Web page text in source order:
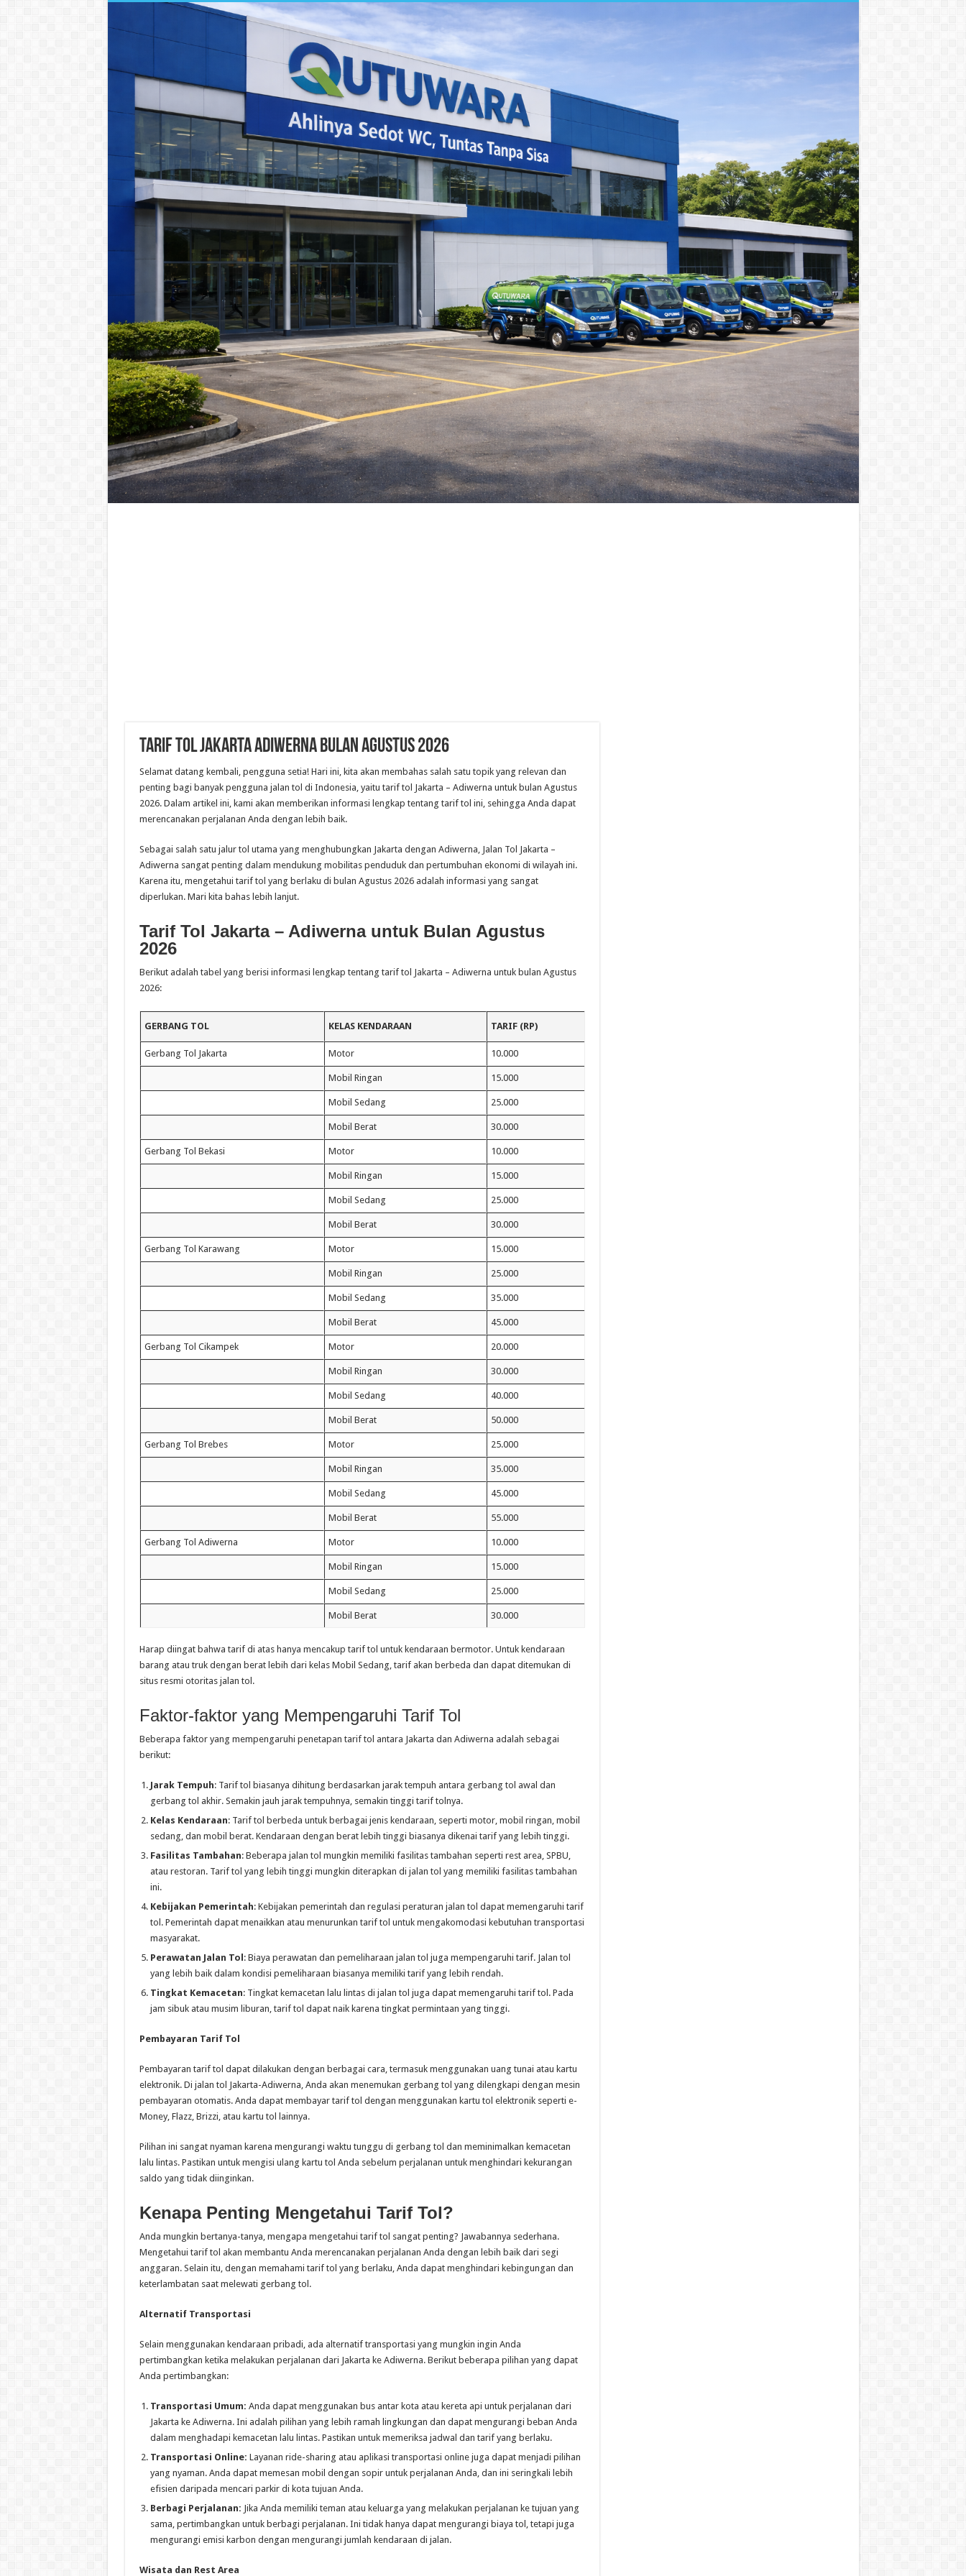
Tarif Tol Jakarta Adiwerna Bulan Agustus 2026
Selamat datang kembali, pengguna setia! Hari ini, kita akan membahas salah satu topik yang relevan dan
penting bagi banyak pengguna jalan tol di Indonesia, yaitu tarif tol Jakarta – Adiwerna untuk bulan Agustus
2026. Dalam artikel ini, kami akan memberikan informasi lengkap tentang tarif tol ini, sehingga Anda dapat
merencanakan perjalanan Anda dengan lebih baik.
Sebagai salah satu jalur tol utama yang menghubungkan Jakarta dengan Adiwerna, Jalan Tol Jakarta –
Adiwerna sangat penting dalam mendukung mobilitas penduduk dan pertumbuhan ekonomi di wilayah ini.
Karena itu, mengetahui tarif tol yang berlaku di bulan Agustus 2026 adalah informasi yang sangat
diperlukan. Mari kita bahas lebih lanjut.
Tarif Tol Jakarta – Adiwerna untuk Bulan Agustus
2026
Berikut adalah tabel yang berisi informasi lengkap tentang tarif tol Jakarta – Adiwerna untuk bulan Agustus
2026:
GERBANG TOL KELAS KENDARAAN TARIF (RP)
Gerbang Tol Jakarta Motor 10.000
Mobil Ringan 15.000
Mobil Sedang 25.000
Mobil Berat 30.000
Gerbang Tol Bekasi Motor 10.000
Mobil Ringan 15.000
Mobil Sedang 25.000
Mobil Berat 30.000
Gerbang Tol Karawang Motor 15.000
Mobil Ringan 25.000
Mobil Sedang 35.000
Mobil Berat 45.000
Gerbang Tol Cikampek Motor 20.000
Mobil Ringan 30.000
Mobil Sedang 40.000
Mobil Berat 50.000
Gerbang Tol Brebes Motor 25.000
Mobil Ringan 35.000
Mobil Sedang 45.000
Mobil Berat 55.000
Gerbang Tol Adiwerna Motor 10.000
Mobil Ringan 15.000
Mobil Sedang 25.000
Mobil Berat 30.000
Harap diingat bahwa tarif di atas hanya mencakup tarif tol untuk kendaraan bermotor. Untuk kendaraan
barang atau truk dengan berat lebih dari kelas Mobil Sedang, tarif akan berbeda dan dapat ditemukan di
situs resmi otoritas jalan tol.
Faktor-faktor yang Mempengaruhi Tarif Tol
Beberapa faktor yang mempengaruhi penetapan tarif tol antara Jakarta dan Adiwerna adalah sebagai
berikut:
Jarak Tempuh: Tarif tol biasanya dihitung berdasarkan jarak tempuh antara gerbang tol awal dan
gerbang tol akhir. Semakin jauh jarak tempuhnya, semakin tinggi tarif tolnya.
Kelas Kendaraan: Tarif tol berbeda untuk berbagai jenis kendaraan, seperti motor, mobil ringan, mobil
sedang, dan mobil berat. Kendaraan dengan berat lebih tinggi biasanya dikenai tarif yang lebih tinggi.
Fasilitas Tambahan: Beberapa jalan tol mungkin memiliki fasilitas tambahan seperti rest area, SPBU,
atau restoran. Tarif tol yang lebih tinggi mungkin diterapkan di jalan tol yang memiliki fasilitas tambahan
ini.
Kebijakan Pemerintah: Kebijakan pemerintah dan regulasi peraturan jalan tol dapat memengaruhi tarif
tol. Pemerintah dapat menaikkan atau menurunkan tarif tol untuk mengakomodasi kebutuhan transportasi
masyarakat.
Perawatan Jalan Tol : Biaya perawatan dan pemeliharaan jalan tol juga mempengaruhi tarif. Jalan tol
yang lebih baik dalam kondisi pemeliharaan biasanya memiliki tarif yang lebih rendah.
Tingkat Kemacetan: Tingkat kemacetan lalu lintas di jalan tol juga dapat memengaruhi tarif tol. Pada
jam sibuk atau musim liburan, tarif tol dapat naik karena tingkat permintaan yang tinggi.
Pembayaran Tarif Tol
Pembayaran tarif tol dapat dilakukan dengan berbagai cara, termasuk menggunakan uang tunai atau kartu
elektronik. Di jalan tol Jakarta-Adiwerna, Anda akan menemukan gerbang tol yang dilengkapi dengan mesin
pembayaran otomatis. Anda dapat membayar tarif tol dengan menggunakan kartu tol elektronik seperti e-
Money, Flazz, Brizzi, atau kartu tol lainnya.
Pilihan ini sangat nyaman karena mengurangi waktu tunggu di gerbang tol dan meminimalkan kemacetan
lalu lintas. Pastikan untuk mengisi ulang kartu tol Anda sebelum perjalanan untuk menghindari kekurangan
saldo yang tidak diinginkan.
Kenapa Penting Mengetahui Tarif Tol?
Anda mungkin bertanya-tanya, mengapa mengetahui tarif tol sangat penting? Jawabannya sederhana.
Mengetahui tarif tol akan membantu Anda merencanakan perjalanan Anda dengan lebih baik dari segi
anggaran. Selain itu, dengan memahami tarif tol yang berlaku, Anda dapat menghindari kebingungan dan
keterlambatan saat melewati gerbang tol.
Alternatif Transportasi
Selain menggunakan kendaraan pribadi, ada alternatif transportasi yang mungkin ingin Anda
pertimbangkan ketika melakukan perjalanan dari Jakarta ke Adiwerna. Berikut beberapa pilihan yang dapat
Anda pertimbangkan:
Transportasi Umum: Anda dapat menggunakan bus antar kota atau kereta api untuk perjalanan dari
Jakarta ke Adiwerna. Ini adalah pilihan yang lebih ramah lingkungan dan dapat mengurangi beban Anda
dalam menghadapi kemacetan lalu lintas. Pastikan untuk memeriksa jadwal dan tarif yang berlaku.
Transportasi Online: Layanan ride-sharing atau aplikasi transportasi online juga dapat menjadi pilihan
yang nyaman. Anda dapat memesan mobil dengan sopir untuk perjalanan Anda, dan ini seringkali lebih
efisien daripada mencari parkir di kota tujuan Anda.
Berbagi Perjalanan: Jika Anda memiliki teman atau keluarga yang melakukan perjalanan ke tujuan yang
sama, pertimbangkan untuk berbagi perjalanan. Ini tidak hanya dapat mengurangi biaya tol, tetapi juga
mengurangi emisi karbon dengan mengurangi jumlah kendaraan di jalan.
Wisata dan Rest Area